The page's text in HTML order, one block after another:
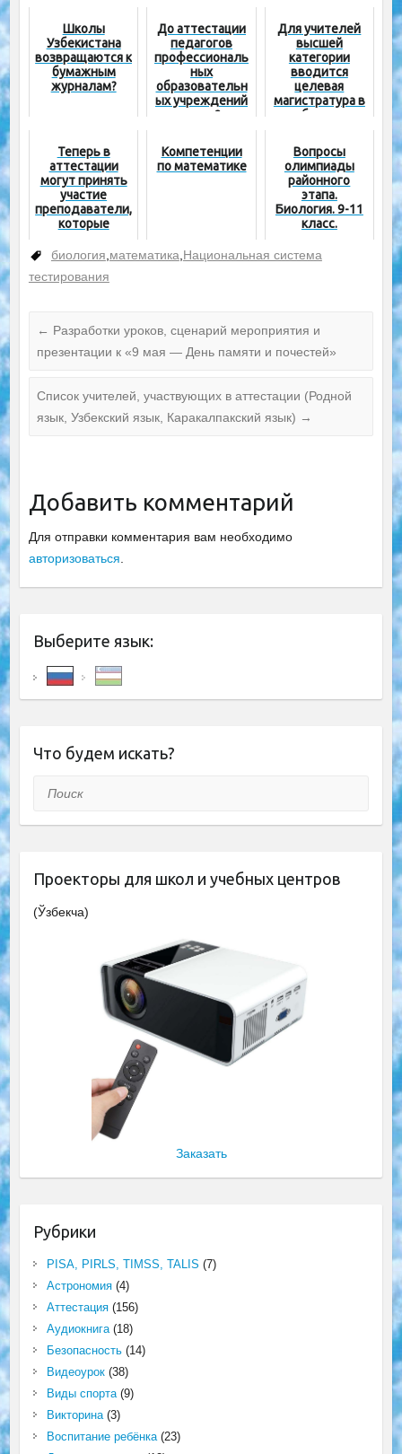
Школы
Узбекистана
возвращаются к
бумажным
журналам?
До аттестации
педагогов
профессиональ
ных
образовательн
ых учреждений
осталось 2 дня
Для учителей
высшей
категории
вводится
целевая
магистратура в
области
Теперь в
аттестации
могут принять
участие
преподаватели,
которые
поступили на
Компетенции
по математике
Вопросы
олимпиады
районного
этапа.
Биология. 9-11
класс.
биология математика Национальная система
тестирования
← Разработки уроков, сценарий мероприятия и
презентации к «9 мая — День памяти и почестей»
Список учителей, участвующих в аттестации (Родной
язык, Узбекский язык, Каракалпакский язык) →
Добавить комментарий
Для отправки комментария вам необходимо
авторизоваться
Выберите язык:
Что будем искать?
Поиск
Проекторы для школ и учебных центров
(Ўзбекча)
Заказать
Рубрики
PISA, PIRLS, TIMSS, TALIS (7)
Астрономия(4)
Аттестация(156)
Аудиокнига(18)
Безопасность(14)
Видеоурок(38)
Виды спорта(9)
Викторина(3)
Воспитание ребёнка(23)